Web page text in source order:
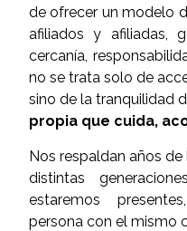
de ofrecer un modelo
afiliados y afiliadas,
cercanía,
no se trata solo de
sino de la tranquilidad
propia que cuida,
Nos respaldan años
distintas
estaremos
persona con el mismo